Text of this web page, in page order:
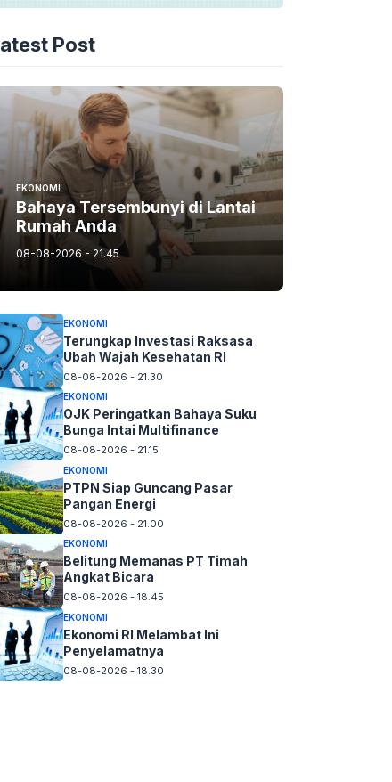
Post
EKONOMI
Bahaya Tersembunyi di Lantai
Rumah Anda
08-08-2026 - 21.45
EKONOMI
Terungkap Investasi Raksasa
Ubah Wajah Kesehatan RI
08-08-2026 - 21.30
EKONOMI
OJK Peringatkan Bahaya Suku
Bunga Intai Multifinance
08-08-2026 - 21.15
EKONOMI
PTPN Siap Guncang Pasar
Pangan Energi
08-08-2026 - 21.00
EKONOMI
Belitung Memanas PT Timah
Angkat Bicara
08-08-2026 - 18.45
EKONOMI
Ekonomi RI Melambat Ini
Penyelamatnya
08-08-2026 - 18.30